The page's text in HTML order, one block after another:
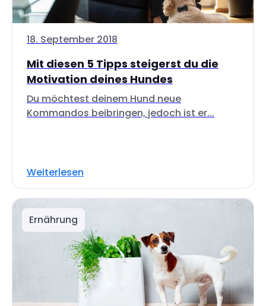
18. September 2018
Mit diesen 5 Tipps steigerst du die
Motivation deines Hundes
Du möchtest deinem Hund neue
Kommandos beibringen, jedoch ist er...
Weiterlesen
Ernährung